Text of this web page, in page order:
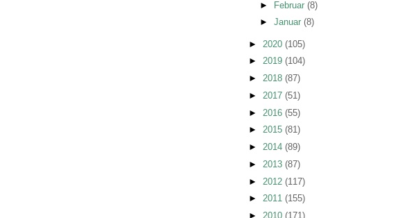
► Februar (8)
► Januar (8)
► 2020 (105)
► 2019 (104)
► 2018 (87)
► 2017 (51)
► 2016 (55)
► 2015 (81)
► 2014 (89)
► 2013 (87)
► 2012 (117)
► 2011 (155)
► 2010 (171)